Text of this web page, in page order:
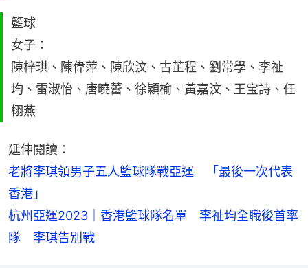
籃球
女子：
陳梓琪、陳偉萍、陳欣汶、古芷程、劉常學、李祉
均、雷淑怡、唐曉蕾、徐穎榆、黃嘉汶、王宝詩、任
栩燕
延伸閱讀：
老將李琪領男子五人籃球隊戰亞運　「最後一次代表
香港」
杭州亞運2023｜香港籃球隊名單　李祉均全職後首率
隊　李琪告別戰